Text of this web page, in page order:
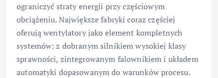
ograniczyć straty energii przy częściowym
obciążeniu. Największe fabryki coraz częściej
oferują wentylatory jako element kompletnych
systemów: z dobranym silnikiem wysokiej klasy
sprawności, zintegrowanym falownikiem i układem
automatyki dopasowanym do warunków procesu.